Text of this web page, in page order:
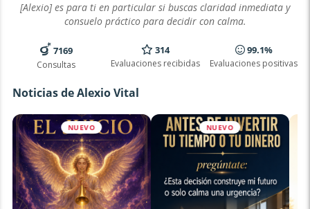
[Alexio] es para ti en particular si buscas claridad inmediata y
consuelo práctico para decidir con calma.
7169
Consultas
314
Evaluaciones recibidas
99.1%
Evaluaciones positivas
Noticias de Alexio Vital
NUEVO NUEVO